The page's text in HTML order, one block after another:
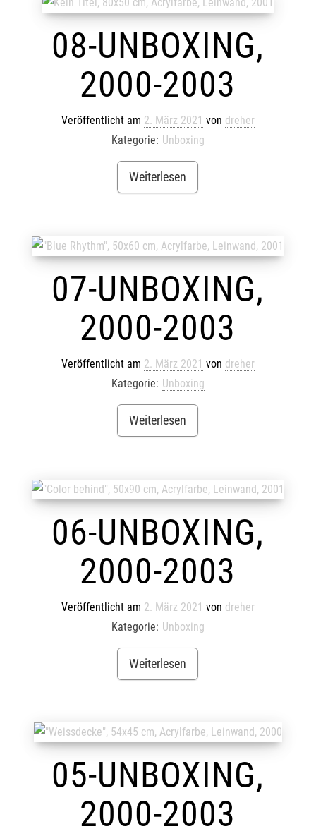
08-UNBOXING,
2000-2003
Veröffentlicht am 2. März 2021 von dreher
Kategorie: Unboxing
Weiterlesen
07-UNBOXING,
2000-2003
Veröffentlicht am 2. März 2021 von dreher
Kategorie: Unboxing
Weiterlesen
06-UNBOXING,
2000-2003
Veröffentlicht am 2. März 2021 von dreher
Kategorie: Unboxing
Weiterlesen
05-UNBOXING,
2000-2003